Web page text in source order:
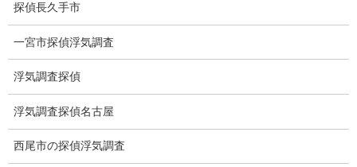
所在確認調査
調査料金
浮気調査特別プラン
ストーカー関連調査料金
所在調査 家出調査料金
探偵長久手市
一宮市探偵浮気調査
浮気調査探偵
浮気調査探偵名古屋
西尾市の探偵浮気調査